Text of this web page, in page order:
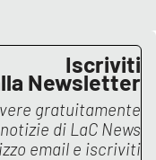
Iscriviti
Newsletter
gratuitamente
di LaC News
email e iscriviti